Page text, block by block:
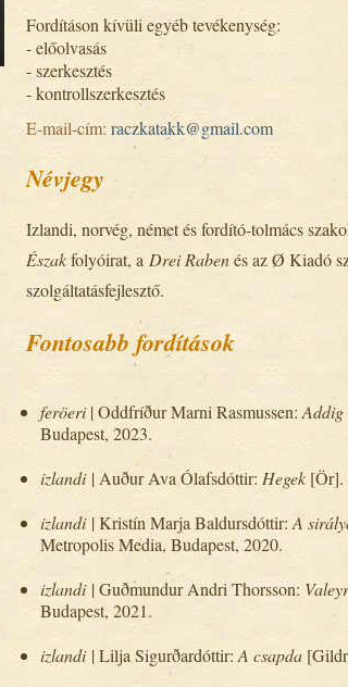
Fordításon kívüli egyéb tevékenység:
- előolvasás
- szerkesztés
- kontrollszerkesztés
E-mail-cím: raczkatakk@gmail.com
Névjegy
Izlandi, norvég, német és fordító-tolmács
Északfolyóirat, a Drei Rabenés az Ø Kiadó
szolgáltatásfejlesztő.
Fontosabb fordítások
feröeri| Oddfríður Marni Rasmussen: Addig
Budapest, 2023.
izlandi| Auður Ava Ólafsdóttir: Hegek [Ör].
izlandi | Kristín Marja Baldursdóttir: A
Metropolis Media, Budapest, 2020.
izlandi| Guðmundur Andri Thorsson:
Budapest, 2021.
izlandi | Lilja Sigurðardóttir: A csapda